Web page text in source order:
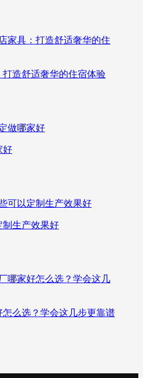
造舒适奢华的住宿体验
好
制生产效果好
么选？学会这几步更靠谱